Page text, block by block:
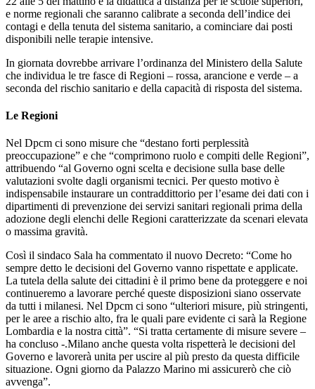
e norme regionali che saranno calibrate a seconda dell’indice dei
contagi e della tenuta del sistema sanitario, a cominciare dai posti
disponibili nelle terapie intensive.
In giornata dovrebbe arrivare l’ordinanza del Ministero della Salute
che individua le tre fasce di Regioni – rossa, arancione e verde – a
seconda del rischio sanitario e della capacità di risposta del sistema.
Le Regioni
Nel Dpcm ci sono misure che “destano forti perplessità
preoccupazione” e che “comprimono ruolo e compiti delle Regioni”,
attribuendo “al Governo ogni scelta e decisione sulla base delle
valutazioni svolte dagli organismi tecnici. Per questo motivo è
indispensabile instaurare un contraddittorio per l’esame dei dati con i
dipartimenti di prevenzione dei servizi sanitari regionali prima della
adozione degli elenchi delle Regioni caratterizzate da scenari elevata
o massima gravità.
Così il sindaco Sala ha commentato il nuovo Decreto: “Come ho
sempre detto le decisioni del Governo vanno rispettate e applicate.
La tutela della salute dei cittadini è il primo bene da proteggere e noi
continueremo a lavorare perché queste disposizioni siano osservate
da tutti i milanesi. Nel Dpcm ci sono “ulteriori misure, più stringenti,
per le aree a rischio alto, fra le quali pare evidente ci sarà la Regione
Lombardia e la nostra città”. “Si tratta certamente di misure severe –
ha concluso -.Milano anche questa volta rispetterà le decisioni del
Governo e lavorerà unita per uscire al più presto da questa difficile
situazione. Ogni giorno da Palazzo Marino mi assicurerò che ciò
avvenga”.